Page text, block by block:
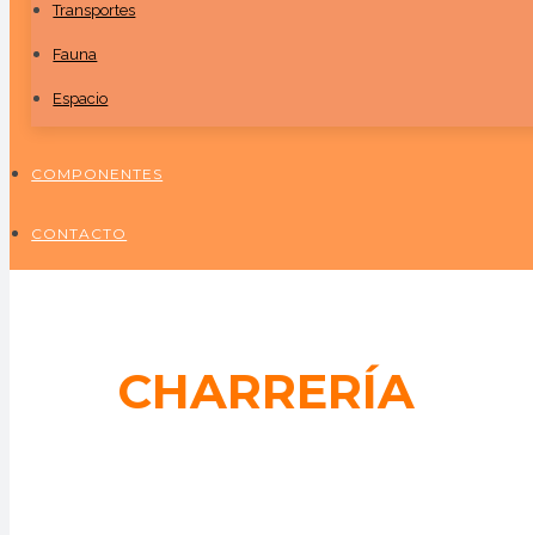
Transportes
Fauna
Espacio
COMPONENTES
CONTACTO
CHARRERÍA